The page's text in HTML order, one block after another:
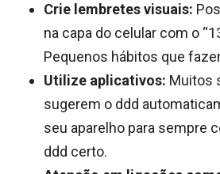
Crie lembretes visuais:
na capa do celular com o
Pequenos hábitos que
Utilize aplicativos: Muitos
sugerem o ddd
seu aparelho para sempre
ddd certo.